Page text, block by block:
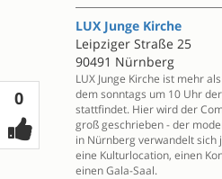
0Votes
LUX Junge Kirche
Leipziger Straße 25
90491 Nürnberg
LUX Junge Kirche ist mehr
dem sonntags um 10 Uhr
stattfindet. Hier wird der
groß geschrieben - der
in Nürnberg verwandelt sich
eine Kulturlocation, einen
einen Gala-Saal.